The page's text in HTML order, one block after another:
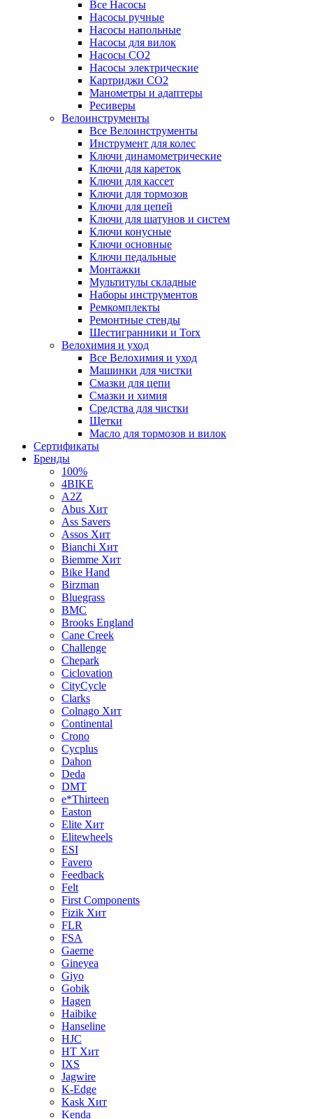
Все Насосы
Насосы ручные
Насосы напольные
Насосы для вилок
Насосы CO2
Насосы электрические
Картриджи CO2
Манометры и адаптеры
Ресиверы
Велоинструменты
Все Велоинструменты
Инструмент для колес
Ключи динамометрические
Ключи для кареток
Ключи для кассет
Ключи для тормозов
Ключи для цепей
Ключи для шатунов и систем
Ключи конусные
Ключи основные
Ключи педальные
Монтажки
Мультитулы складные
Наборы инструментов
Ремкомплекты
Ремонтные стенды
Шестигранники и Torx
Велохимия и уход
Все Велохимия и уход
Машинки для чистки
Смазки для цепи
Смазки и химия
Средства для чистки
Щетки
Масло для тормозов и вилок
Сертификаты
Бренды
100%
4BIKE
A2Z
Abus Хит
Ass Savers
Assos Хит
Bianchi Хит
Biemme Хит
Bike Hand
Birzman
Bluegrass
BMC
Brooks England
Cane Creek
Challenge
Chepark
Ciclovation
CityCycle
Clarks
Colnago Хит
Continental
Crono
Cycplus
Dahon
Deda
DMT
e*Thirteen
Easton
Elite Хит
Elitewheels
ESI
Favero
Feedback
Felt
First Components
Fizik Хит
FLR
FSA
Gaerne
Gineyea
Giyo
Gobik
Hagen
Haibike
Hanseline
HJC
HT Хит
IXS
Jagwire
K-Edge
Kask Хит
Kenda